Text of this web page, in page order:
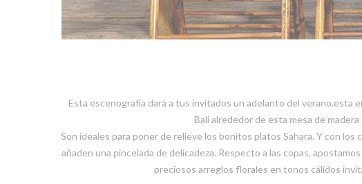
Esta escenografía dará a tus invitados un adelanto del verano.esta
Bali alrededor de esta mesa de
Son ideales para poner de relieve los bonitos platos Sahara. Y con
añaden una pincelada de delicadeza. Respecto a las copas,
preciosos arreglos florales en tonos cálidos